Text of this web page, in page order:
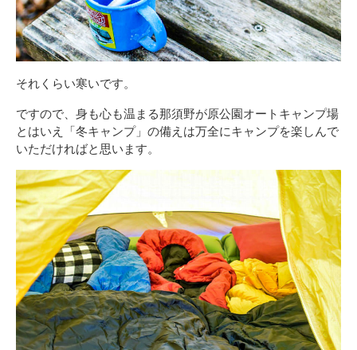
それくらい寒いです。
ですので、身も心も温まる那須野が原公園オートキャンプ場
とはいえ「冬キャンプ」の備えは万全にキャンプを楽しんで
いただければと思います。